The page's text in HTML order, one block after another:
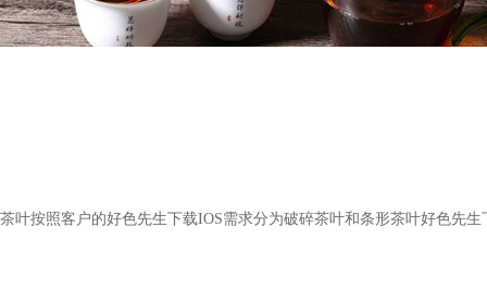
茶叶按照客户的好色先生下载IOS需求分为破碎茶叶和条形茶叶好色先